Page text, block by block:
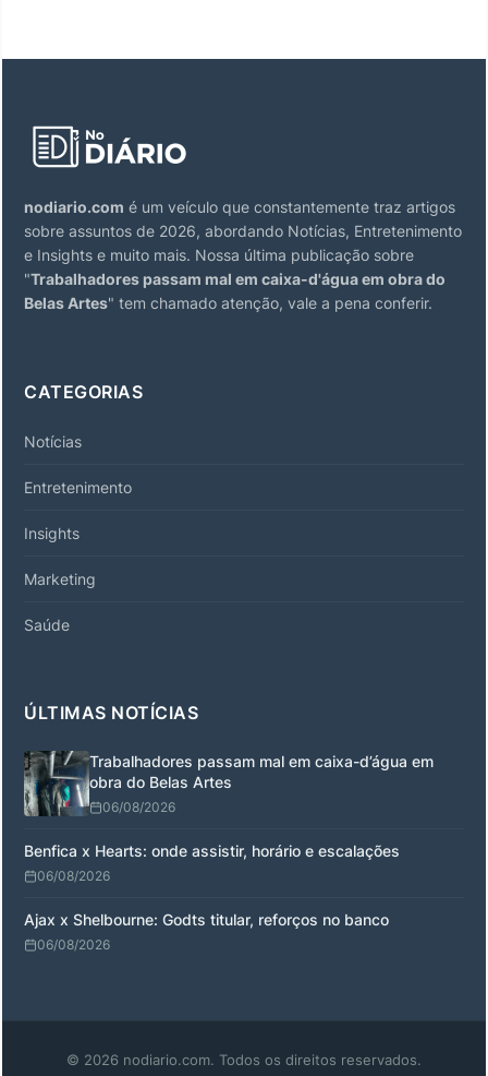
nodiario.com é um veículo que constantemente traz artigos
sobre assuntos de 2026, abordando Notícias, Entretenimento
e Insights e muito mais. Nossa última publicação sobre
"Trabalhadores passam mal em caixa-d'água em obra do
Belas Artes" tem chamado atenção, vale a pena conferir.
CATEGORIAS
Notícias
Entretenimento
Insights
Marketing
Saúde
ÚLTIMAS NOTÍCIAS
Trabalhadores passam mal em caixa-d’água em
obra do Belas Artes
06/08/2026
Benfica x Hearts: onde assistir, horário e escalações
06/08/2026
Ajax x Shelbourne: Godts titular, reforços no banco
06/08/2026
© 2026 nodiario.com. Todos os direitos reservados.